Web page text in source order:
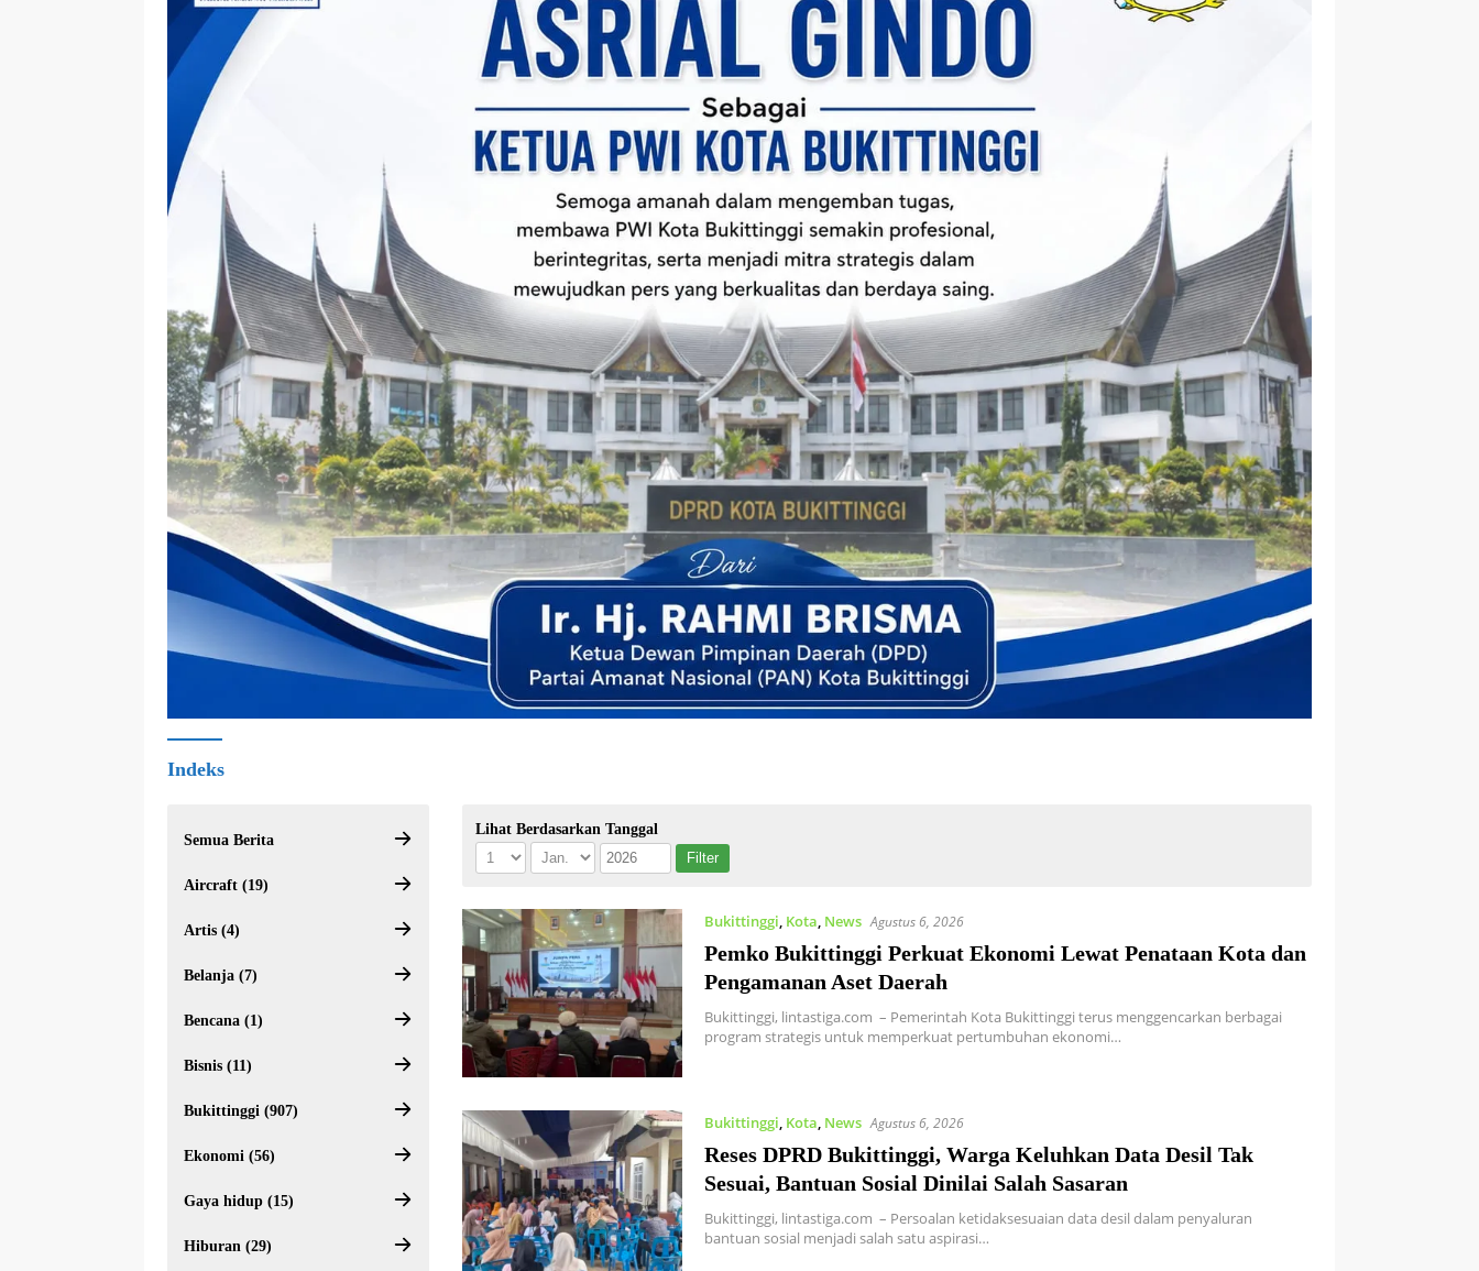
Indeks
Semua Berita
Aircraft (19)
Artis (4)
Belanja (7)
Bencana (1)
Bisnis (11)
Bukittinggi (907)
Ekonomi (56)
Gaya hidup (15)
Hiburan (29)
Lihat Berdasarkan Tanggal
Bukittinggi, Kota, News Agustus 6, 2026
Pemko Bukittinggi Perkuat Ekonomi Lewat Penataan Kota dan
Pengamanan Aset Daerah
Bukittinggi, lintastiga.com – Pemerintah Kota Bukittinggi terus menggencarkan berbagai
program strategis untuk memperkuat pertumbuhan ekonomi…
Bukittinggi, Kota, News Agustus 6, 2026
Reses DPRD Bukittinggi, Warga Keluhkan Data Desil Tak
Sesuai, Bantuan Sosial Dinilai Salah Sasaran
Bukittinggi, lintastiga.com – Persoalan ketidaksesuaian data desil dalam penyaluran
bantuan sosial menjadi salah satu aspirasi…